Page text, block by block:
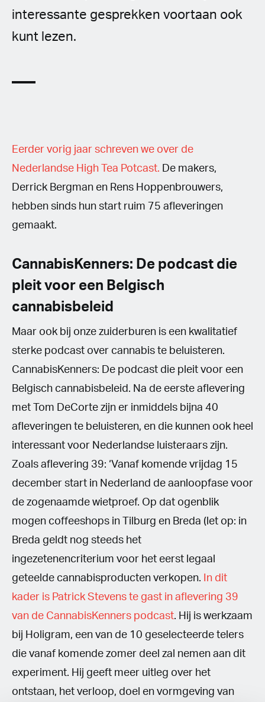
interessante gesprekken voortaan ook
kunt lezen.
Eerder vorig jaar schreven we over de
Nederlandse High Tea Potcast. De makers,
Derrick Bergman en Rens Hoppenbrouwers,
hebben sinds hun start ruim 75 afleveringen
gemaakt.
CannabisKenners: De podcast die
pleit voor een Belgisch
cannabisbeleid
Maar ook bij onze zuiderburen is een kwalitatief
sterke podcast over cannabis te beluisteren.
CannabisKenners: De podcast die pleit voor een
Belgisch cannabisbeleid. Na de eerste aflevering
met Tom DeCorte zijn er inmiddels bijna 40
afleveringen te beluisteren, en die kunnen ook heel
interessant voor Nederlandse luisteraars zijn.
Zoals aflevering 39: ‘Vanaf komende vrijdag 15
december start in Nederland de aanloopfase voor
de zogenaamde wietproef. Op dat ogenblik
mogen coffeeshops in Tilburg en Breda (let op: in
Breda geldt nog steeds het
ingezetenencriterium voor het eerst legaal
geteelde cannabisproducten verkopen. In dit
kader is Patrick Stevens te gast in aflevering 39
van de CannabisKenners podcast. Hij is werkzaam
bij Holigram, een van de 10 geselecteerde telers
die vanaf komende zomer deel zal nemen aan dit
experiment. Hij geeft meer uitleg over het
ontstaan, het verloop, doel en vormgeving van